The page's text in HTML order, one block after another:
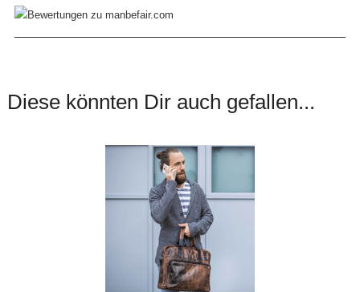
Diese könnten Dir auch gefallen...